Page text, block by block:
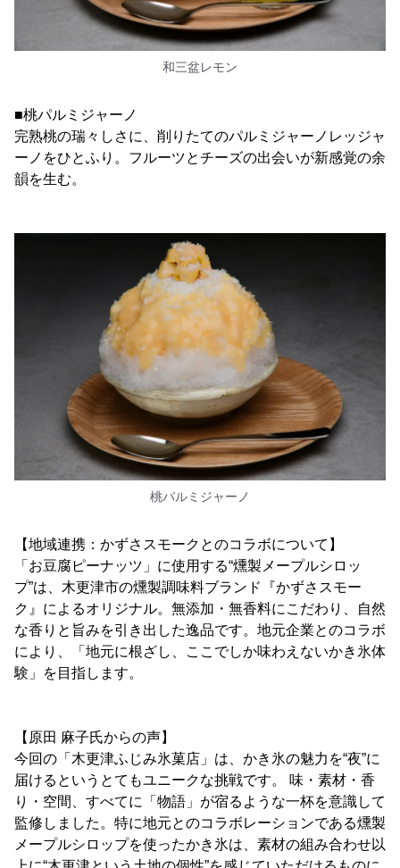
和三盆レモン
■桃パルミジャーノ
完熟桃の瑞々しさに、削りたてのパルミジャーノレッジャ
ーノをひとふり。フルーツとチーズの出会いが新感覚の余
韻を生む。
桃パルミジャーノ
【地域連携：かずさスモークとのコラボについて】
「お豆腐ピーナッツ」に使用する“燻製メープルシロッ
プ”は、木更津市の燻製調味料ブランド『かずさスモー
ク』によるオリジナル。無添加・無香料にこだわり、自然
な香りと旨みを引き出した逸品です。地元企業とのコラボ
により、「地元に根ざし、ここでしか味わえないかき氷体
験」を目指します。
【原田 麻子氏からの声】
今回の「木更津ふじみ氷菓店」は、かき氷の魅力を“夜”に
届けるというとてもユニークな挑戦です。 味・素材・香
り・空間、すべてに「物語」が宿るような一杯を意識して
監修しました。特に地元とのコラボレーションである燻製
メープルシロップを使ったかき氷は、素材の組み合わせ以